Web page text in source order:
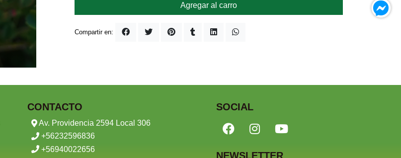
Agregar al carro
Compartir en:
CONTACTO
Av. Providencia 2594 Local 306
+56232596836
+56940022656
SOCIAL
NEWSLETTER